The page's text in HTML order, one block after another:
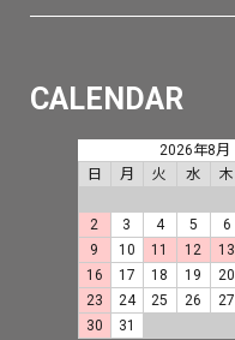
CALENDAR
2026年8月
日
月 火 水 木
2
3 4 5 6
9
10 11 12 13
16
17 18 19 20
23
24 25 26 27
30
31